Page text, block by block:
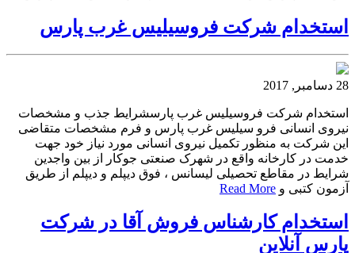
استخدام شرکت فروسیلیس غرب پارس
28 دسامبر, 2017
استخدام شرکت فروسیلیس غرب پارسشرایط جذب و مشخصات
نیروی انسانی فرو سیلیس غرب پارس و فرم مشخصات متقاضی
این شرکت به منظور تکمیل نیروی انسانی مورد نیاز خود جهت
خدمت در کارخانه واقع در شهرک صنعتی جوکار از بین واجدین
شرایط در مقاطع تحصیلی لیسانس ، فوق دیپلم و دیپلم از طریق
آزمون کتبی و Read More
استخدام کارشناس فروش آقا در شرکت
پارس آنلاین